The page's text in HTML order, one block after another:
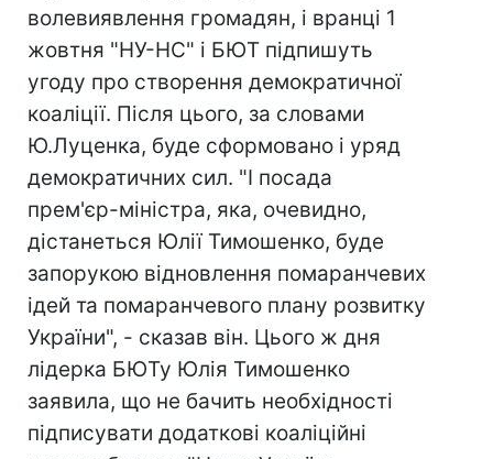
волевиявлення громадян, і вранці 1
жовтня "НУ-НС" і БЮТ підпишуть
угоду про створення демократичної
коаліції. Після цього, за словами
Ю.Луценка, буде сформовано і уряд
демократичних сил. "І посада
прем'єр-міністра, яка, очевидно,
дістанеться Юлії Тимошенко, буде
запорукою відновлення помаранчевих
ідей та помаранчевого плану розвитку
України", - сказав він. Цього ж дня
лідерка БЮТу Юлія Тимошенко
заявила, що не бачить необхідності
підписувати додаткові коаліційні